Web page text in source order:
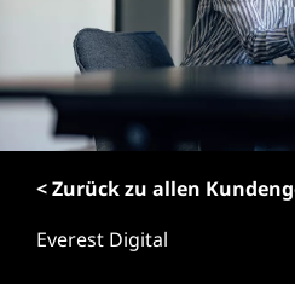
p
r
< Zurück zu allen
Everest Digital